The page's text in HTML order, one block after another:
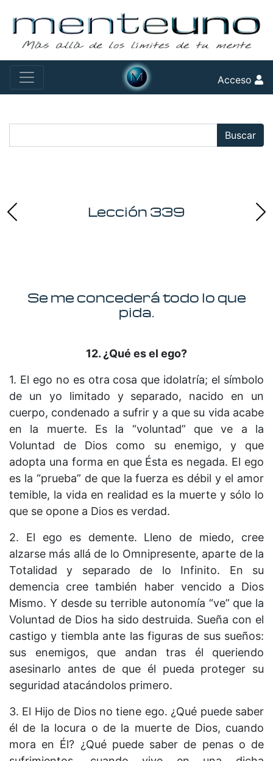
Acceso
Buscar
Lección 339
Se me concederá todo lo que
pida.
12. ¿Qué es el ego?
1. El ego no es otra cosa que idolatría; el símbolo
de un yo limitado y separado, nacido en un
cuerpo, condenado a sufrir y a que su vida acabe
en la muerte. Es la “voluntad” que ve a la
Voluntad de Dios como su enemigo, y que
adopta una forma en que Ésta es negada. El ego
es la “prueba” de que la fuerza es débil y el amor
temible, la vida en realidad es la muerte y sólo lo
que se opone a Dios es verdad.
2. El ego es demente. Lleno de miedo, cree
alzarse más allá de lo Omnipresente, aparte de la
Totalidad y separado de lo Infinito. En su
demencia cree también haber vencido a Dios
Mismo. Y desde su terrible autonomía “ve” que la
Voluntad de Dios ha sido destruida. Sueña con el
castigo y tiembla ante las figuras de sus sueños:
sus enemigos, que andan tras él queriendo
asesinarlo antes de que él pueda proteger su
seguridad atacándolos primero.
3. El Hijo de Dios no tiene ego. ¿Qué puede saber
él de la locura o de la muerte de Dios, cuando
mora en Él? ¿Qué puede saber de penas o de